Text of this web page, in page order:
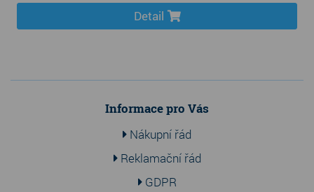
Detail
Informace pro Vás
Nákupní řád
Reklamační řád
GDPR